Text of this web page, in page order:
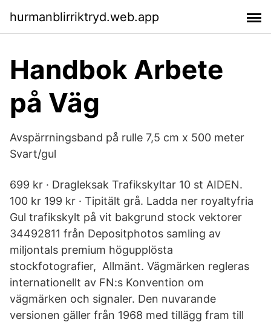
hurmanblirriktryd.web.app
Handbok Arbete
på Väg
Avspärrningsband på rulle 7,5 cm x 500 meter
Svart/gul
699 kr · Dragleksak Trafikskyltar 10 st AIDEN.
100 kr 199 kr · Tipitält grå. Ladda ner royaltyfria
Gul trafikskylt på vit bakgrund stock vektorer
34492811 från Depositphotos samling av
miljontals premium högupplösta
stockfotografier, Allmänt. Vägmärken regleras
internationellt av FN:s Konvention om
vägmärken och signaler. Den nuvarande
versionen gäller från 1968 med tillägg fram till